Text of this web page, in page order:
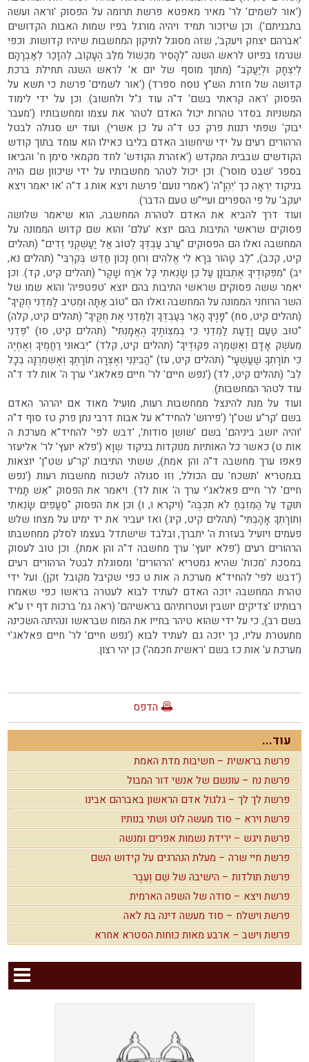
('אור לשמים' לר' מאיר מאפטא פרשת תרומה על הפסוק 'וראה ועשה
בתבניתם'). וכן שיזכור תמיד ויהיה מורגל בפיו שמות האבות הקדושים
'אברהם יצחק ויעקב', שזה מסוגל לתיקון המחשבות שיהיו קדושות. וכפי
שנרמז בפיוט לראש השנה "לְהָסִיר מִכְשׁוֹל מִלֵּב הֶעָקוֹב, לְהִזָכֵר לְאַבְרָהָם
לְיִצְחָק וּלְיַעֲקֹב" (מתוך מוסף של יום א' לראש השנה תחילת ברכת
קדושה של חזרת הש"ץ נוסח ספרד) ('אור לשמים' פרשת כי תשא על
הפסוק 'ראה קראתי בשם' ד"ה עוד נ"ל ולחשוב). וכן על ידי לימוד
המשניות בסדר טהרות יכול האדם לטהר את עצמו ומחשבותיו ('מעבר
יבוק' שפתי רננות פרק כט ד"ה על כן אשרי). ועוד יש סגולה לבטל
הרהורים רעים על ידי שיחשוב האדם בליבו כאילו הוא עומד בתוך קודש
הקודשים שבבית המקדש ('אזהרת הקודש' לחד מקמאי סימן ח' והביאו
בספר 'שבט מוסר'). וכן יכול לטהר מחשבותיו על ידי שיכוון שם הויה
בניקוד יִרְאָה כך 'יִהְוָ"ה' ('אמרי נועם' פרשת ויצא אות ג ד"ה 'או יאמר ויצא
יעקב' על פי הספרים ועיי"ש טעם הדבר).
ועוד דרך להביא את האדם לטהרת המחשבה, הוא שיאמר שלושה
פסוקים שראשי התיבות בהם יוצא 'עלם' והוא שם קדוש הממונה על
המחשבה ואלו הם הפסוקים "עֲרֹב עַבְדְּךָ לְטוֹב אַל יַעַשְׁקֻנִי זֵדִים" (תהלים
קיט, קכב), "לֵב טָהוֹר בְּרָא לִי אֱלֹהִים וְרוּחַ נָכוֹן חַדֵּשׁ בְּקִרְבִּי" (תהלים נא,
יב) "מִפִּקּוּדֶיךָ אֶתְבּוֹנָן עַל כֵּן שָׂנֵאתִי כָּל אֹרַח שָׁקֶר" (תהלים קיט, קד). וכן
יאמר ששה פסוקים שראשי התיבות בהם יוצא 'טפטפיה' והוא שמו של
השר הרוחני הממונה על המחשבה ואלו הם "טוֹב אַתָּה וּמֵטִיב לַמְּדֵנִי חֻקֶּיךָ"
(תהלים קיט, סח) "פָּנֶיךָ הָאֵר בְּעַבְדֶּךָ וְלַמְּדֵנִי אֶת חֻקֶּיךָ" (תהלים קיט, קלה)
"טוּב טַעַם וָדַעַת לַמְּדֵנִי כִּי בְמִצְוֹתֶיךָ הֶאֱמָנְתִּי" (תהלים קיט, סו) "פְּדֵנִי
מֵעֹשֶׁק אָדָם וְאֶשְׁמְרָה פִּקּוּדֶיךָ" (תהלים קיט, קלד) "יְבֹאוּנִי רַחֲמֶיךָ וְאֶחְיֶה
כִּי תוֹרָתְךָ שַׁעֲשֻׁעָי" (תהלים קיט, עז) "הֲבִינֵנִי וְאֶצְּרָה תוֹרָתֶךָ וְאֶשְׁמְרֶנָּה בְכָל
לֵב" (תהלים קיט, לד) ('נפש חיים' לר' חיים פאלאג'י ערך ה' אות לד ד"ה
עוד לטהר המחשבות).
ועוד על מנת להינצל ממחשבות רעות, מועיל מאוד אם יהרהר האדם
בשם 'קר"ע שט"ן' ('פירוש' להחיד"א על אבות דרבי נתן פרק טז סוף ד"ה
'והיה יושב ביניהם' בשם 'שושן סודות', 'דבש לפי' להחיד"א מערכת ה
אות ט) כאשר כל האותיות מנוקדות בניקוד שְוָא ('פלא יועץ' לר' אליעזר
פאפו ערך מחשבה ד"ה והן אמת), ששתי התיבות 'קר"ע שט"ן' יוצאות
בגמטריא 'תשכח' עם הכולל, וזו סגולה לשכוח מחשבות רעות ('נפש
חיים' לר' חיים פאלאג'י ערך ה' אות לד). ויאמר את הפסוק "אֵשׁ תָּמִיד
תּוּקַד עַל הַמִּזְבֵּחַ לֹא תִכְבֶּה" (ויקרא ו, ו) וכן את הפסוק "סֵעֲפִים שָׂנֵאתִי
וְתוֹרָתְךָ אָהָבְתִּי" (תהלים קיט, קיג) ואז יעביר את יד ימינו על מצחו שלש
פעמים ויועיל בעזרת ה' יתברך, ובלבד שישתדל בעצמו לסלק ממחשבתו
הרהורים רעים ('פלא יועץ' ערך מחשבה ד"ה והן אמת). וכן טוב לעסוק
במסכת 'מכות' שהיא גמטריא 'הרהורים' ומסוגלת לבטל הרהורים רעים
('דבש לפי' להחיד"א מערכת ה אות ט כפי שקיבל מקובל זקן). ועל ידי
טהרת המחשבה יזכה האדם לעתיד לבוא לעטרה בראשו כפי שאמרו
רבותינו 'צדיקים יושבין ועטרותיהם בראשיהם' (ראה גמ' ברכות דף יז ע"א
בשם רב), כי על ידי שהוא טיהר בחייו את המוח שבראשו ונהיתה השכינה
מתעטרת עליו, כך יזכה גם לעתיד לבוא ('נפש חיים' לר' חיים פאלאג'י
מערכת ע' אות כז בשם 'ראשית חכמה') כן יהי רצון.
הדפס
עוד...
פרשת בראשית – חשיבות מדת האמת
פרשת נח – עונשם של אנשי דור המבול
פרשת לך לך – גלגול אדם הראשון באברהם אבינו
פרשת וירא – סוד מעשה לוט ושתי בנותיו
פרשת ויגש – ירידת נשמות אפרים ומנשה
פרשת חיי שרה – מעלת הנהרגים על קידוש השם
פרשת תולדות – הישיבה של שֵׁם וְעֵבֶר
פרשת ויצא – סודה של השפה הארמית
פרשת וישלח – סוד מעשה דינה בת לאה
פרשת וישב – ארבע מאות כוחות הסטרא אחרא